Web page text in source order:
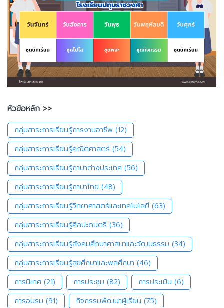
หัวข้อหลัก >>
กลุ่มสาระการเรียนรู้การงานอาชีพ (12)
กลุ่มสาระการเรียนรู้คณิตศาสตร์ (54)
กลุ่มสาระการเรียนรู้ภาษาต่างประเทศ (56)
กลุ่มสาระการเรียนรู้ภาษาไทย (48)
กลุ่มสาระการเรียนรู้วิทยาศาสตร์และเทคโนโลยี (63)
กลุ่มสาระการเรียนรู้ศิลปะดนตรี (36)
กลุ่มสาระการเรียนรู้สังคมศึกษาศาสนาและวัฒนธรรม (34)
กลุ่มสาระการเรียนรู้สุขศึกษาและพลศึกษา (46)
การนิเทศ (21) การประชุม (82) การประเมิน (6)
การอบรม (91) กิจกรรมพัฒนาผู้เรียน (75)